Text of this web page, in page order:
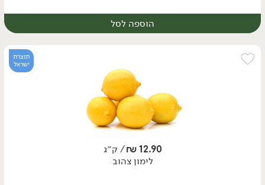
הוספה לסל
תוצרת
ישראל
12.90
₪/ ק״ג
לימון צהוב